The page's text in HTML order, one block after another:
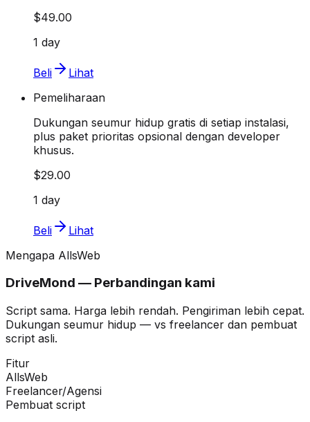
$49.00
1 day
Beli
Lihat
Pemeliharaan
Dukungan seumur hidup gratis di setiap instalasi,
plus paket prioritas opsional dengan developer
khusus.
$29.00
1 day
Beli
Lihat
Mengapa AllsWeb
DriveMond — Perbandingan kami
Script sama. Harga lebih rendah. Pengiriman lebih cepat.
Dukungan seumur hidup — vs freelancer dan pembuat
script asli.
Fitur
AllsWeb
Freelancer/Agensi
Pembuat script